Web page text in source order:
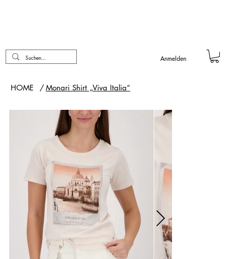
Anmelden
HOME / Monari Shirt „Viva Italia“